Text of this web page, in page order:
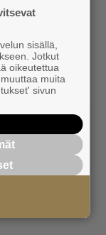
for using
in your ...
sisällä,
Jotkut
oikeutettua
muita
sivun